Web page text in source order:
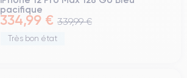
pacifique
334,99 € 339,99 €
Très bon état